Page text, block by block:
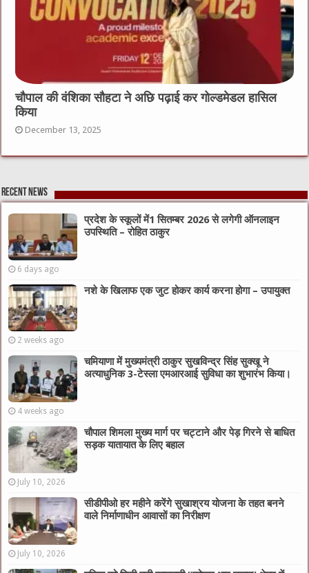
चौपाल की वंशिका सौहटा ने अछि पढ़ाई कर गोल्डमेडल हासिल
किया
December 13, 2025
Recent News
प्रदेश के स्कूलों में1 सितम्बर 2026 से लगेगी ऑनलाइन
उपस्थिति – रोहित ठाकुर
6 days ago
नशे के खिलाफ एक जुट होकर कार्य करना होगा – उपायुक्त
2 weeks ago
चमियाणा में मुख्यमंत्री ठाकुर सुखविन्द्र सिंह सुक्खू ने
अत्याधुनिक 3-टेस्ला एमआरआई सुविधा का शुभारंभ किया।
4 weeks ago
चौपाल शिमला मुख्य मार्ग पर चट्टाने और पेड़ गिरने से बाधित
सड़क यातायात के लिए बहाल
July 10, 2026
सीडीपीओ हर महीने करेंगे सुखाश्रय योजना के तहत बनने
वाले निर्माणाधीन आवासों का निरीक्षण
July 10, 2026